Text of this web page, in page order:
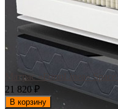
Матрас «FormLinea»
21 820 ₽
В корзину